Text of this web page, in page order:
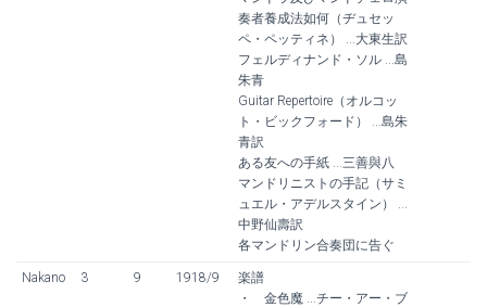
奏者養成法如何（ヂュセッ
ペ・ペッティネ） ...大東生訳
フェルディナンド・ソル ...島
朱青
Guitar Repertoire（オルコッ
ト・ビックフォード） ...島朱
青訳
ある友への手紙 ...三善與八
マンドリニストの手記（サミ
ュエル・アデルスタイン） ...
中野仙壽訳
各マンドリン合奏団に告ぐ
Nakano 3 9 1918/9
楽譜
・ 金色魔 ...チー・アー・ブ